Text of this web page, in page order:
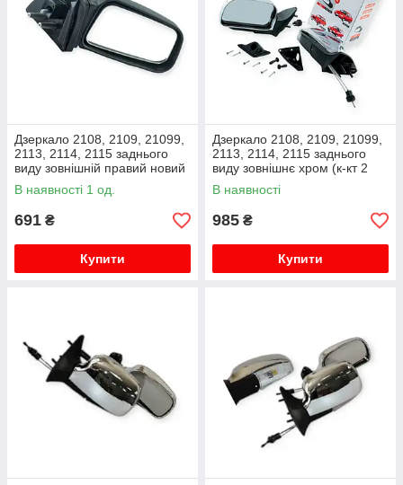
Дзеркало 2108, 2109, 21099,
2113, 2114, 2115 заднього
виду зовнішній правий новий
зразок
В наявності 1 од.
691 ₴
Купити
Дзеркало 2108, 2109, 21099,
2113, 2114, 2115 заднього
виду зовнішнє хром (к-кт 2
шт) EuroTun
В наявності
985 ₴
Купити